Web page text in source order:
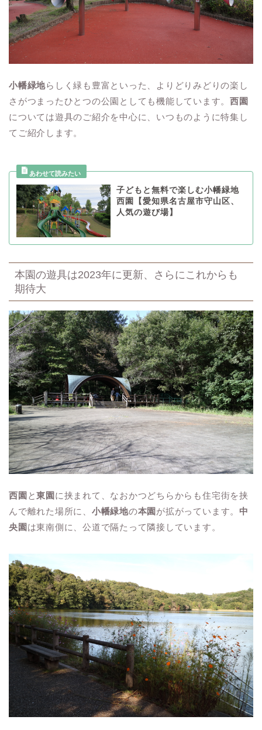
小幡緑地らしく緑も豊富といった、よりどりみどりの楽し
さがつまったひとつの公園としても機能しています。西園
については遊具のご紹介を中心に、いつものように特集し
てご紹介します。
子どもと無料で楽しむ小幡緑地
西園【愛知県名古屋市守山区、
人気の遊び場】
本園の遊具は2023年に更新、さらにこれからも
期待大
西園 と東園 に挟まれて、なおかつどちらからも住宅街を挟
んで離れた場所に、 小幡緑地の本園 が拡がっています。中
央園 は東南側に、公道で隔たって隣接しています。